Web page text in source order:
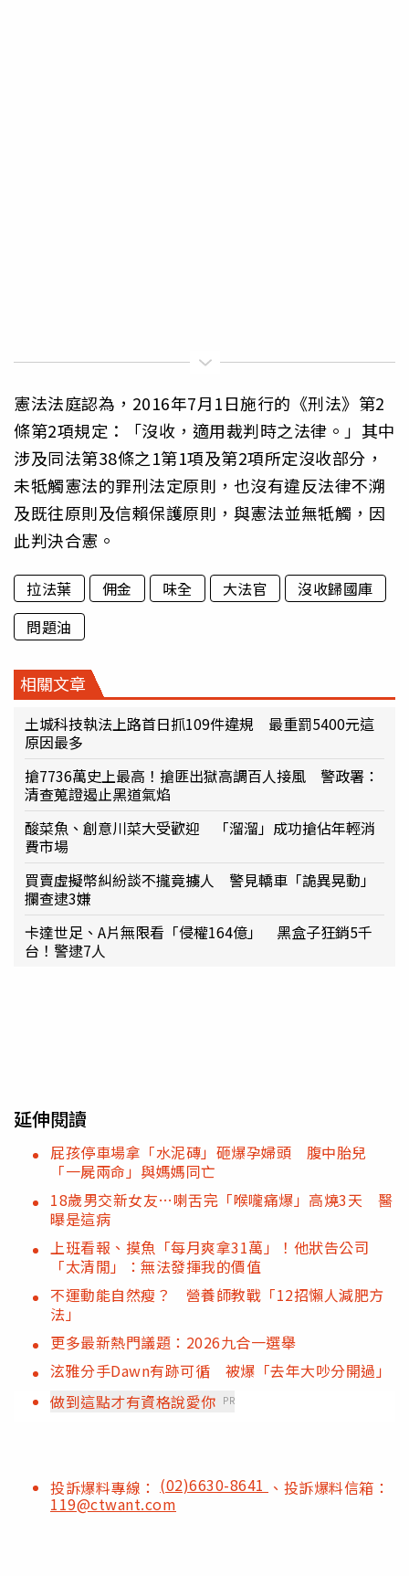
憲法法庭認為，2016年7月1日施行的《刑法》第2
條第2項規定：「沒收，適用裁判時之法律。」其中
涉及同法第38條之1第1項及第2項所定沒收部分，
未牴觸憲法的罪刑法定原則，也沒有違反法律不溯
及既往原則及信賴保護原則，與憲法並無牴觸，因
此判決合憲。
拉法葉 佣金 味全 大法官
沒收歸國庫
問題油
相關文章
土城科技執法上路首日抓109件違規 最重罰5400元這
原因最多
搶7736萬史上最高！搶匪出獄高調百人接風 警政署：
清查蒐證遏止黑道氣焰
酸菜魚、創意川菜大受歡迎 「溜溜」成功搶佔年輕消
費市場
買賣虛擬幣糾紛談不攏竟擄人 警見轎車「詭異晃動」
攔查逮3嫌
卡達世足、A片無限看「侵權164億」 黑盒子狂銷5千
台！警逮7人
延伸閱讀
屁孩停車場拿「水泥磚」砸爆孕婦頭 腹中胎兒
「一屍兩命」與媽媽同亡
18歲男交新女友…喇舌完「喉嚨痛爆」高燒3天 醫
曝是這病
上班看報、摸魚「每月爽拿31萬」！他狀告公司
「太清閒」：無法發揮我的價值
不運動能自然瘦？ 營養師教戰「12招懶人減肥方
法」
更多最新熱門議題：2026九合一選舉
泫雅分手Dawn有跡可循 被爆「去年大吵分開過」
做到這點才有資格說愛你 PR
投訴爆料專線： (02)6630-8641 、投訴爆料信箱：
119@ctwant.com